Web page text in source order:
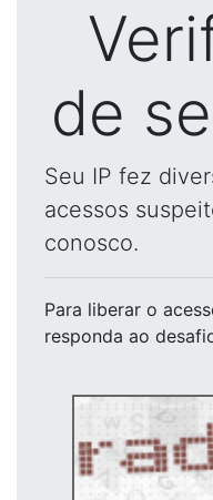
de
Seu IP fez
acessos
conosco.
Para liberar o
responda ao